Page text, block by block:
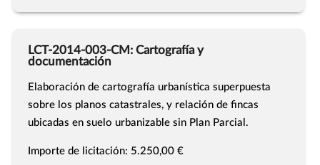
LCT-2014-003-CM: Cartografía y
documentación
Elaboración de cartografía urbanística superpuesta
sobre los planos catastrales, y relación de fincas
ubicadas en suelo urbanizable sin Plan Parcial.
Importe de licitación: 5.250,00 €